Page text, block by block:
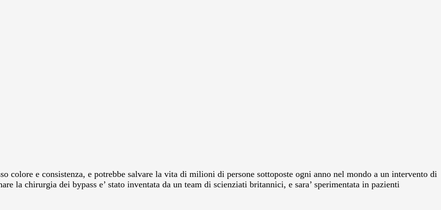
colore e consistenza, e potrebbe salvare la vita di milioni di persone sottoposte ogni anno nel mondo a un intervento di
la chirurgia dei bypass e’ stato inventata da un team di scienziati britannici, e sara’ sperimentata in pazienti